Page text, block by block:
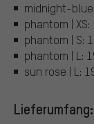
midnight-blue
phantom | XS:
phantom | S:
phantom | L:
sun rose | L:
Lieferumfang: